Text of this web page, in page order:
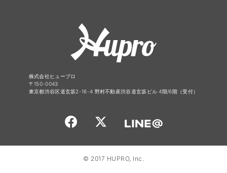
株式会社ヒュープロ
〒150-0043
東京都渋谷区道玄坂2-16-4 野村不動産渋谷道玄坂ビル 4階/6階（受付）
© 2017 HUPRO, Inc.